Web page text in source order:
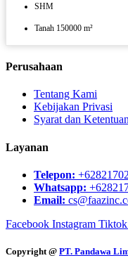
SHM
Tanah 150000 m²
Perusahaan
Tentang Kami
Kebijakan Privasi
Syarat dan Ketentuan
Layanan
Telepon:
Whatsapp:
Email:
Facebook Instagram Tiktok
Copyright @ PT. Pandawa